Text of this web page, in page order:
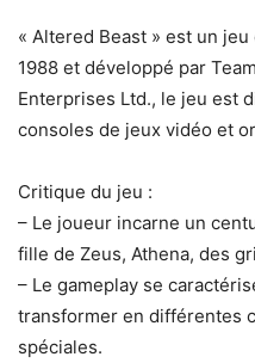
« Altered Beast » est un
1988 et développé par
Enterprises Ltd., le jeu est
consoles de jeux vidéo et
Critique du jeu :
– Le joueur incarne un
fille de Zeus, Athena, des
– Le gameplay se
transformer en différentes
spéciales.